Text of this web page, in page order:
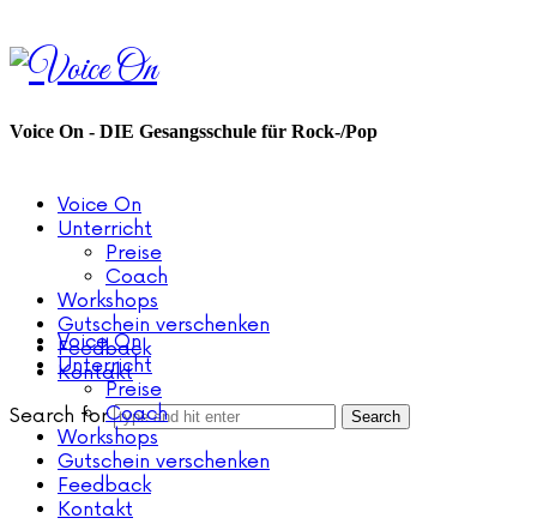
Voice
On
Voice On - DIE Gesangsschule für Rock-/Pop
Voice On
Unterricht
Preise
Coach
Workshops
Gutschein verschenken
Feedback
Kontakt
Search for
Voice On
Unterricht
Preise
Coach
Workshops
Gutschein verschenken
Feedback
Kontakt